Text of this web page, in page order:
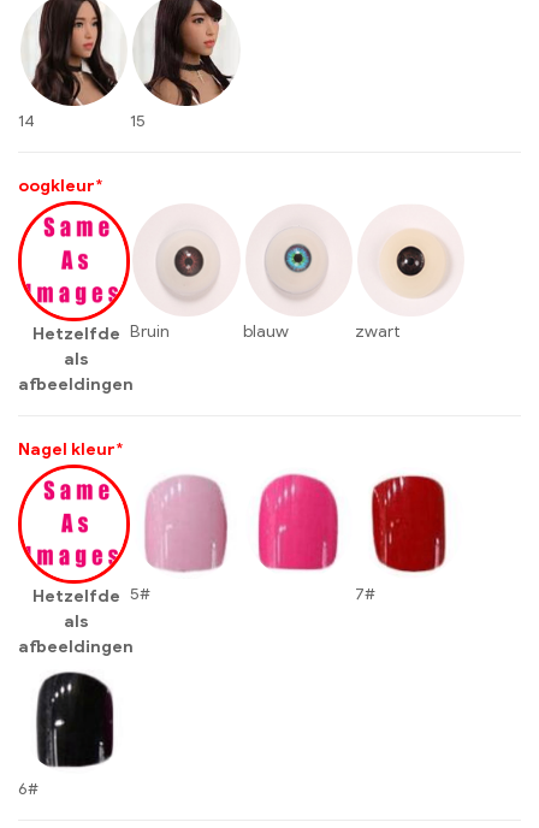
14 15
*
oogkleur
Hetzelfde
als
afbeeldingen
Bruin blauw zwart
*
Nagel kleur
Hetzelfde
als
afbeeldingen
5# 7#
6#